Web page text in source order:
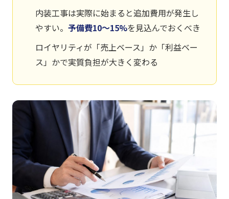
内装工事は実際に始まると追加費用が発生し
やすい。 予備費10〜15%を見込んでおくべき
ロイヤリティが「売上ベース」か「利益ベー
ス」かで実質負担が大きく変わる